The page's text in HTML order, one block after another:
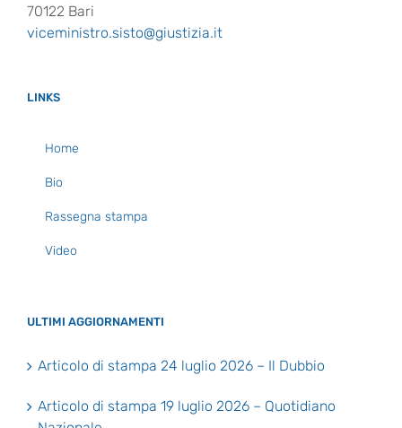
70122 Bari
viceministro.sisto@giustizia.it
LINKS
Home
Bio
Rassegna stampa
Video
ULTIMI AGGIORNAMENTI
Articolo di stampa 24 luglio 2026 – Il Dubbio
Articolo di stampa 19 luglio 2026 – Quotidiano